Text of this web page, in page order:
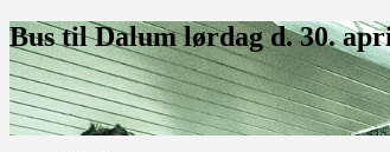
Bus til Dalum lørdag d. 30.